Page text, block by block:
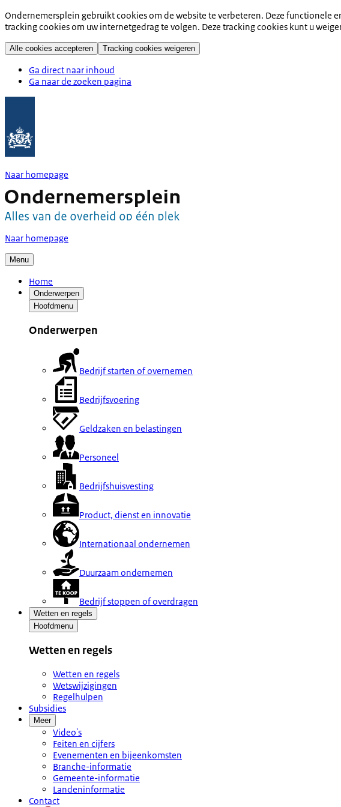
Ondernemersplein gebruikt cookies om de website te verbeteren. Deze functionele
tracking cookies om uw internetgedrag te volgen. Deze tracking cookies kunt u
Alle cookies accepteren Tracking cookies weigeren
Ga direct naar inhoud
Ga naar de zoeken pagina
Naar homepage
Naar homepage
Menu
Home
Onderwerpen
Hoofdmenu
Onderwerpen
Bedrijf starten of overnemen
Bedrijfsvoering
Geldzaken en belastingen
Personeel
Bedrijfshuisvesting
Product, dienst en innovatie
Internationaal ondernemen
Duurzaam ondernemen
Bedrijf stoppen of overdragen
Wetten en regels
Hoofdmenu
Wetten en regels
Wetten en regels
Wetswijzigingen
Regelhulpen
Subsidies
Meer
Video's
Feiten en cijfers
Evenementen en bijeenkomsten
Branche-informatie
Gemeente-informatie
Landeninformatie
Contact